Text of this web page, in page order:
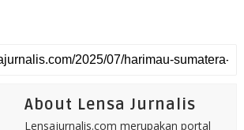
About Lensa Jurnalis
Lensajurnalis.com merupakan portal